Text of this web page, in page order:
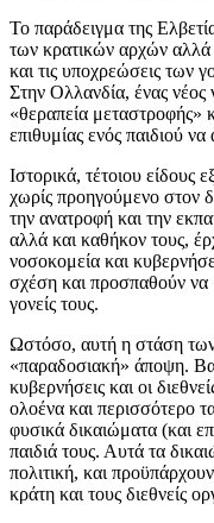
Το παράδειγμα της
των κρατικών αρχών
και τις υποχρεώσεις των
Στην Ολλανδία, ένας νέος
«θεραπεία μεταστροφής»
επιθυμίας ενός παιδιού
Ιστορικά, τέτοιου είδους
χωρίς προηγούμενο στον
την ανατροφή και την
αλλά και καθήκον τους,
νοσοκομεία και
σχέση και προσπαθούν να
γονείς τους.
Ωστόσο, αυτή η στάση των
«παραδοσιακή» άποψη.
κυβερνήσεις και οι
ολοένα και περισσότερο
φυσικά δικαιώματα (και
παιδιά τους. Αυτά τα
πολιτική, και
κράτη και τους διεθνείς